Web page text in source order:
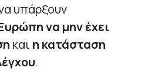
υπάρξουν
να μην έχει
και η κατάσταση
.